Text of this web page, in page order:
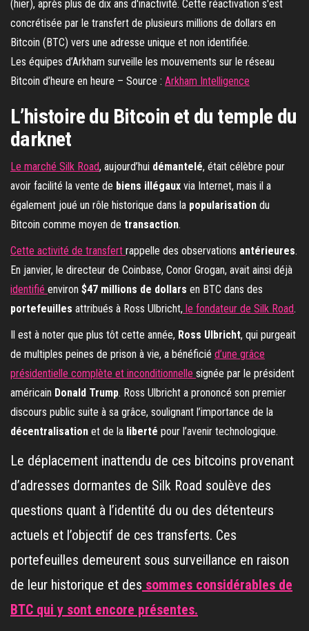
Les équipes d’Arkham surveille les mouvements sur le réseau
Bitcoin d’heure en heure – Source : Arkham Intelligence
L’histoire du Bitcoin et du temple du
darknet
Le marché Silk Road, aujourd’hui démantelé, était célèbre pour
avoir facilité la vente de biens illégaux via Internet, mais il a
également joué un rôle historique dans la popularisation du
Bitcoin comme moyen de transaction.
Cette activité de transfert rappelle des observations antérieures.
En janvier, le directeur de Coinbase, Conor Grogan, avait ainsi déjà
identifié environ $47 millions de dollars en BTC dans des
portefeuilles attribués à Ross Ulbricht, le fondateur de Silk Road.
Il est à noter que plus tôt cette année, Ross Ulbricht, qui purgeait
de multiples peines de prison à vie, a bénéficié d’une grâce
présidentielle complète et inconditionnelle signée par le président
américain Donald Trump. Ross Ulbricht a prononcé son premier
discours public suite à sa grâce, soulignant l’importance de la
décentralisation et de la liberté pour l’avenir technologique.
Le déplacement inattendu de ces bitcoins provenant
d’adresses dormantes de Silk Road soulève des
questions quant à l’identité du ou des détenteurs
actuels et l’objectif de ces transferts. Ces
portefeuilles demeurent sous surveillance en raison
de leur historique et des sommes considérables de
BTC qui y sont encore présentes.